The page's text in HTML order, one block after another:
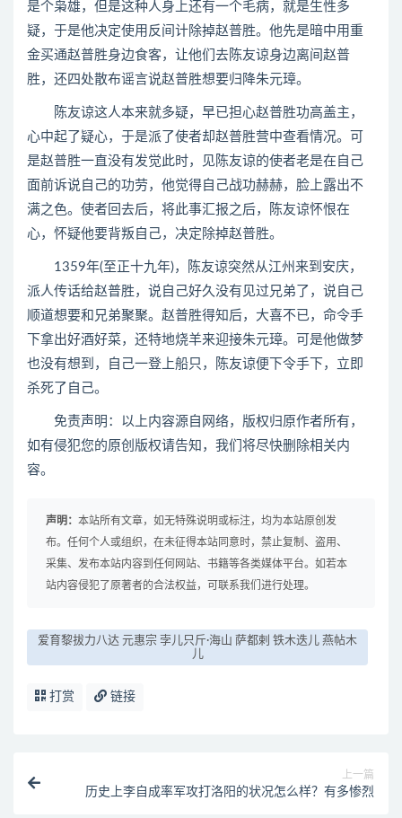
是个枭雄，但是这种人身上还有一个毛病，就是生性多
疑，于是他决定使用反间计除掉赵普胜。他先是暗中用重
金买通赵普胜身边食客，让他们去陈友谅身边离间赵普
胜，还四处散布谣言说赵普胜想要归降朱元璋。
陈友谅这人本来就多疑，早已担心赵普胜功高盖主，
心中起了疑心，于是派了使者却赵普胜营中查看情况。可
是赵普胜一直没有发觉此时，见陈友谅的使者老是在自己
面前诉说自己的功劳，他觉得自己战功赫赫，脸上露出不
满之色。使者回去后，将此事汇报之后，陈友谅怀恨在
心，怀疑他要背叛自己，决定除掉赵普胜。
1359年(至正十九年)，陈友谅突然从江州来到安庆，
派人传话给赵普胜，说自己好久没有见过兄弟了，说自己
顺道想要和兄弟聚聚。赵普胜得知后，大喜不已，命令手
下拿出好酒好菜，还特地烧羊来迎接朱元璋。可是他做梦
也没有想到，自己一登上船只，陈友谅便下令手下，立即
杀死了自己。
免责声明：以上内容源自网络，版权归原作者所有，
如有侵犯您的原创版权请告知，我们将尽快删除相关内
容。
声明： 本站所有文章，如无特殊说明或标注，均为本站原创发
布。任何个人或组织，在未征得本站同意时，禁止复制、盗用、
采集、发布本站内容到任何网站、书籍等各类媒体平台。如若本
站内容侵犯了原著者的合法权益，可联系我们进行处理。
爱育黎拔力八达 元惠宗 孛儿只斤·海山 萨都剌 铁木迭儿 燕帖木
儿
打赏 链接
上一篇
历史上李自成率军攻打洛阳的状况怎么样？有多惨烈